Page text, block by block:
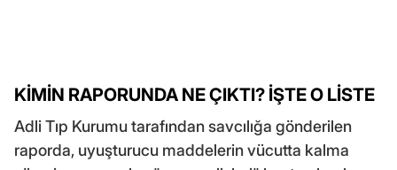
KİMİN RAPORUNDA NE ÇIKTI? İŞTE O LİSTE
Adli Tıp Kurumu tarafından savcılığa gönderilen
raporda, uyuşturucu maddelerin vücutta kalma